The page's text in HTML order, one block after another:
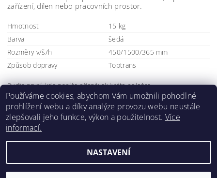
zařízení, dílen nebo pracovních prostor.
Hmotnost
15 kg
Barva
šedá
Rozměry v/š/h
450/1500/365 mm
Způsob dopravy
Toptrans
Buďte první, kdo napíše příspěvek k této položce.
Přidat komentář
2026 ©DORSHOP.cz, všechna práva vyhrazenaUpravit nastavení cookies
Používáme cookies, abychom Vám umožnili pohodlné
prohlížení webu a díky analýze provozu webu neustále
zlepšovali jeho funkce, výkon a použitelnost. Více
informací.
NASTAVENÍ